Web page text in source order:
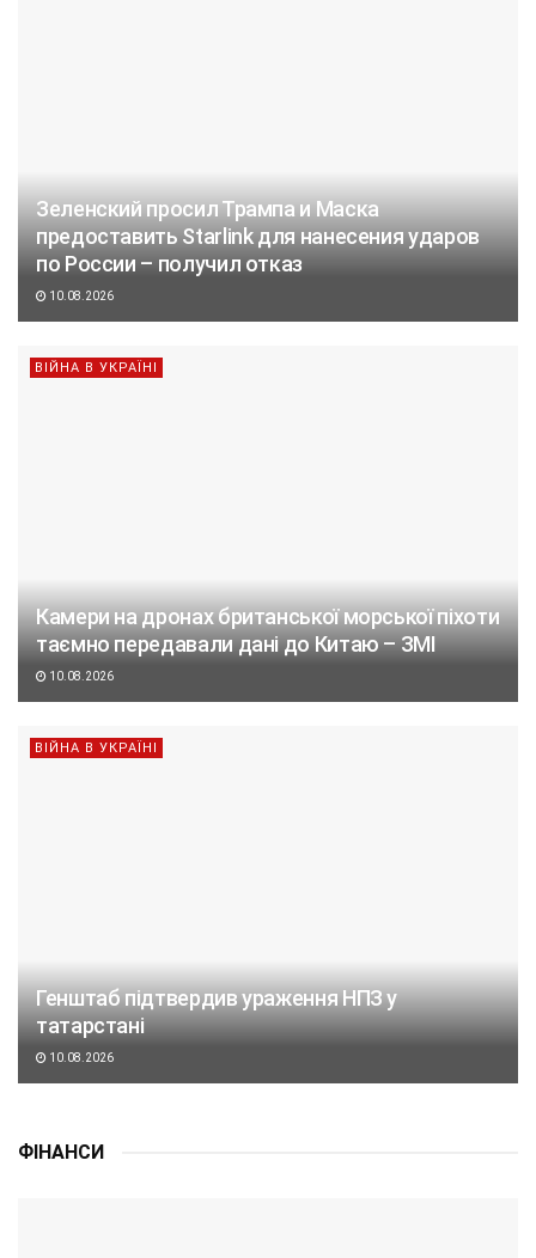
Зеленский просил Трампа и Маска
предоставить Starlink для нанесения ударов
по России – получил отказ
10.08.2026
ВІЙНА В УКРАЇНІ
Камери на дронах британської морської піхоти
таємно передавали дані до Китаю – ЗМІ
10.08.2026
ВІЙНА В УКРАЇНІ
Генштаб підтвердив ураження НПЗ у
татарстані
10.08.2026
ФІНАНСИ